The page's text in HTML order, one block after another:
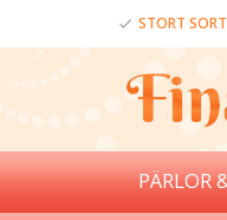
STORT
PÄRLOR